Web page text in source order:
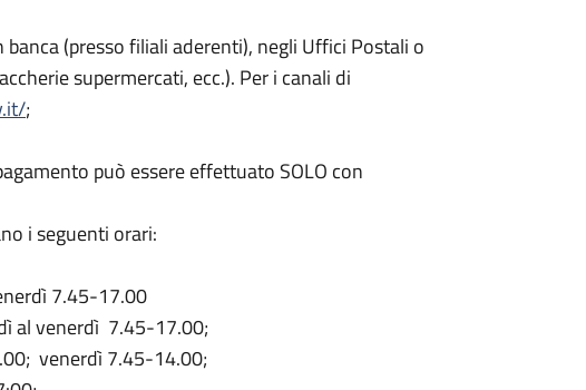
banca (presso filiali aderenti), negli Uffici Postali o
supermercati, ecc.). Per i canali di
;
può essere effettuato SOLO con
i seguenti orari:
7.45-17.00
al venerdì 7.45-17.00;
venerdì 7.45-14.00;